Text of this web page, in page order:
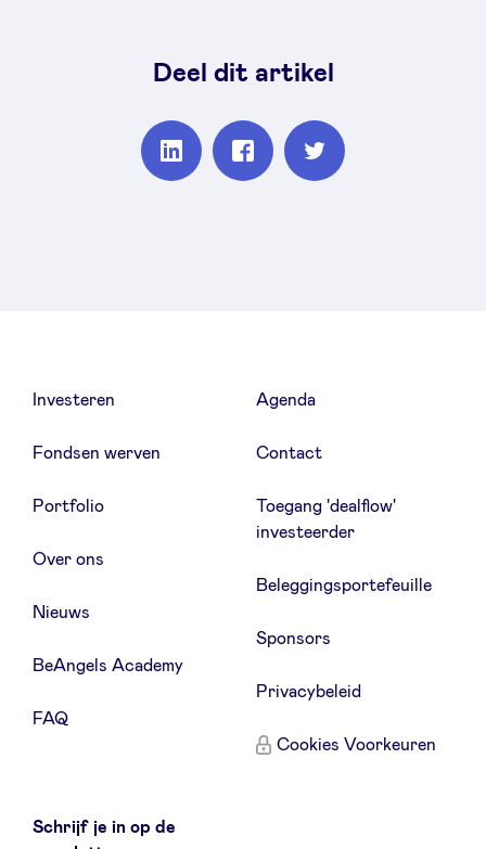
Deel dit artikel
PartagerPartagerPartager
Investeren
Fondsen werven
Portfolio
Over ons
Nieuws
BeAngels Academy
FAQ
Agenda
Contact
Toegang 'dealflow'
investeerder
Beleggingsportefeuille
Sponsors
Privacybeleid
Cookies Voorkeuren
Schrijf je in op de